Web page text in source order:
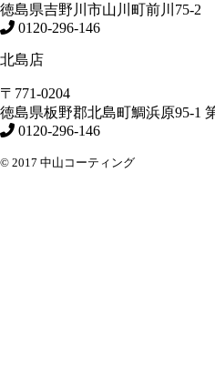
徳島県吉野川市山川町前川75-2
0120-296-146
北島店
〒771-0204
徳島県板野郡北島町鯛浜原95-1
0120-296-146
© 2017 中山コーティング